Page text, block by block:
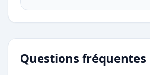
Questions fréquentes